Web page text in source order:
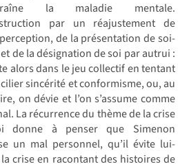
la maladie mentale.
par un réajustement de
de la présentation de soi-
de la désignation de soi par autrui :
alors dans le jeu collectif en tentant
sincérité et conformisme, ou, au
on dévie et l’on s’assume comme
La récurrence du thème de la crise
donne à penser que Simenon
un mal personnel, qu’il évite lui-
crise en racontant des histoires de